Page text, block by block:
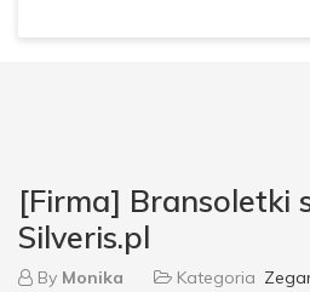
[Firma] Bransoletki
Silveris.pl
By Monika Kategoria